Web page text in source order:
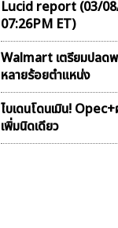
Lucid report (03/
07:26PM ET)
Walmart เตรียมปลด
หลายร้อยตำแหน่ง
ไบเดนโดนเมิน!
เพิ่มนิดเดียว